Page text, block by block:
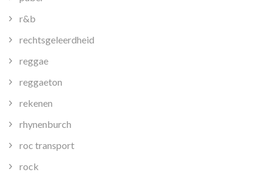
r&b
rechtsgeleerdheid
reggae
reggaeton
rekenen
rhynenburch
roc transport
rock